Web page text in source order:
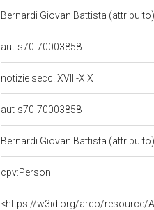
Bernardi Giovan Battista
aut-s70-70003858
notizie secc. XVIII-XIX
aut-s70-70003858
Bernardi Giovan Battista
cpv:Person
<https://w3id.org/arco/resource/